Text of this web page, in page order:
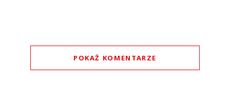
POKAŻ KOMENTARZE